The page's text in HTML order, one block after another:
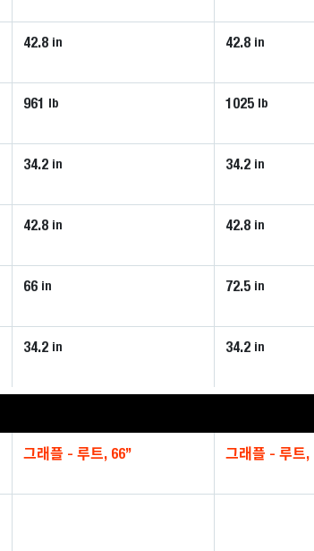
42.8 in 42.8 in
961 lb 1025 lb
34.2 in 34.2 in
42.8 in 42.8 in
66 in 72.5 in
34.2 in 34.2 in
그래플 - 루트, 66” 그래플 - 루트,